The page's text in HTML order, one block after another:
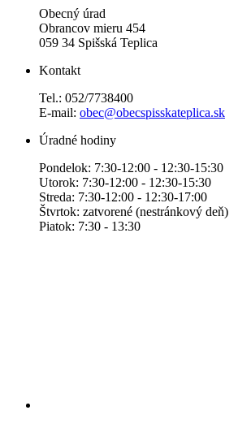
Obecný úrad
Obrancov mieru 454
059 34 Spišská Teplica
Kontakt
Tel.: 052/7738400
E-mail: obec@obecspisskateplica.sk
Úradné hodiny
Pondelok: 7:30-12:00 - 12:30-15:30
Utorok: 7:30-12:00 - 12:30-15:30
Streda: 7:30-12:00 - 12:30-17:00
Štvrtok: zatvorené (nestránkový deň)
Piatok: 7:30 - 13:30